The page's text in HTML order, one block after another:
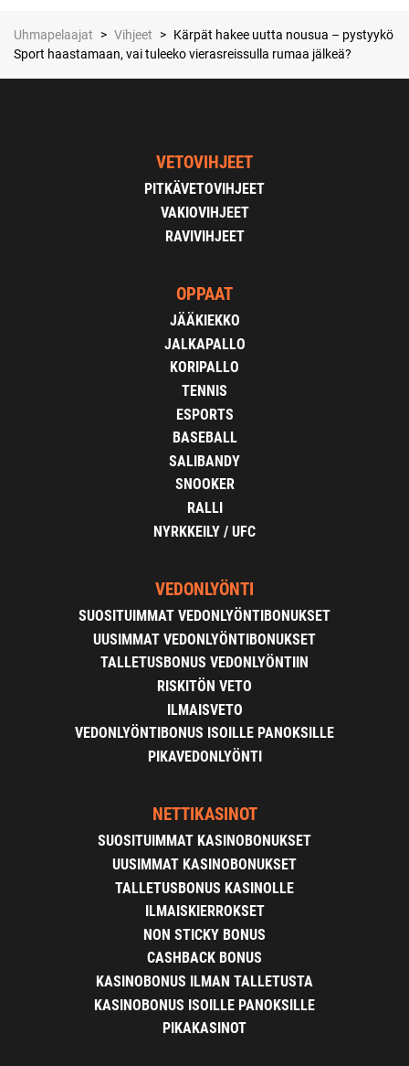
Uhmapelaajat > Vihjeet > Kärpät hakee uutta nousua – pystyykö
Sport haastamaan, vai tuleeko vierasreissulla rumaa jälkeä?
VETOVIHJEET
PITKÄVETOVIHJEET
VAKIOVIHJEET
RAVIVIHJEET
OPPAAT
JÄÄKIEKKO
JALKAPALLO
KORIPALLO
TENNIS
ESPORTS
BASEBALL
SALIBANDY
SNOOKER
RALLI
NYRKKEILY / UFC
VEDONLYÖNTI
SUOSITUIMMAT VEDONLYÖNTIBONUKSET
UUSIMMAT VEDONLYÖNTIBONUKSET
TALLETUSBONUS VEDONLYÖNTIIN
RISKITÖN VETO
ILMAISVETO
VEDONLYÖNTIBONUS ISOILLE PANOKSILLE
PIKAVEDONLYÖNTI
NETTIKASINOT
SUOSITUIMMAT KASINOBONUKSET
UUSIMMAT KASINOBONUKSET
TALLETUSBONUS KASINOLLE
ILMAISKIERROKSET
NON STICKY BONUS
CASHBACK BONUS
KASINOBONUS ILMAN TALLETUSTA
KASINOBONUS ISOILLE PANOKSILLE
PIKAKASINOT